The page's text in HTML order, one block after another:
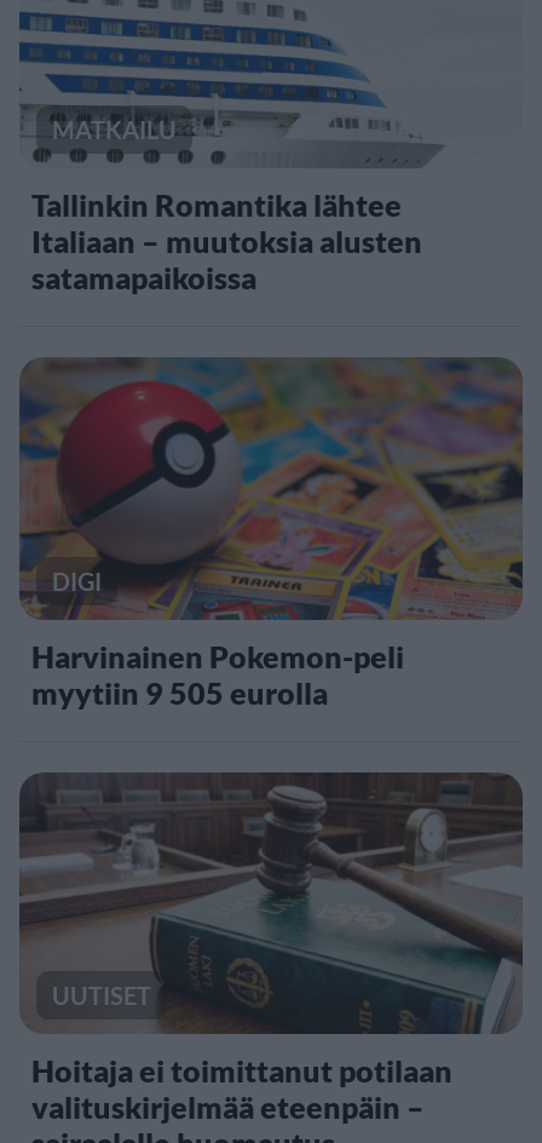
MATKAILU
Tallinkin Romantika lähtee
Italiaan – muutoksia alusten
satamapaikoissa
DIGI
Harvinainen Pokemon-peli
myytiin 9 505 eurolla
UUTISET
Hoitaja ei toimittanut potilaan
valituskirjelmää eteenpäin –